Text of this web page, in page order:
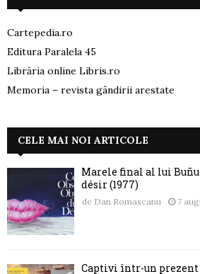
Cartepedia.ro
Editura Paralela 45
Librăria online Libris.ro
Memoria – revista gândirii arestate
CELE MAI NOI ARTICOLE
Marele final al lui
désir (1977)
de Dan Romascanu 7
Captivi într-un